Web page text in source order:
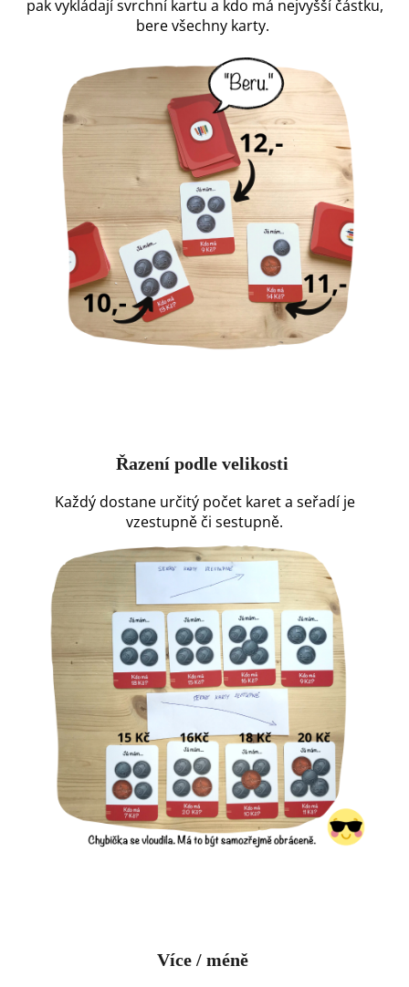
pak vykládají svrchní kartu a kdo má nejvyšší částku,
bere všechny karty.
Řazení podle velikosti
Každý dostane určitý počet karet a seřadí je
vzestupně či sestupně.
Více / méně